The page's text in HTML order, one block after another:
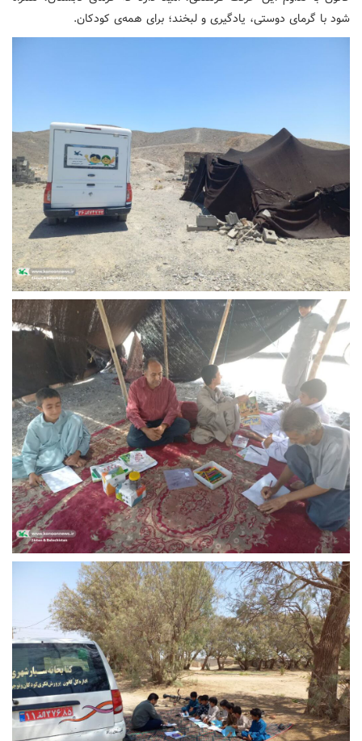
شود با گرمای دوستی، یادگیری و لبخند؛ برای همه‌ی کودکان.